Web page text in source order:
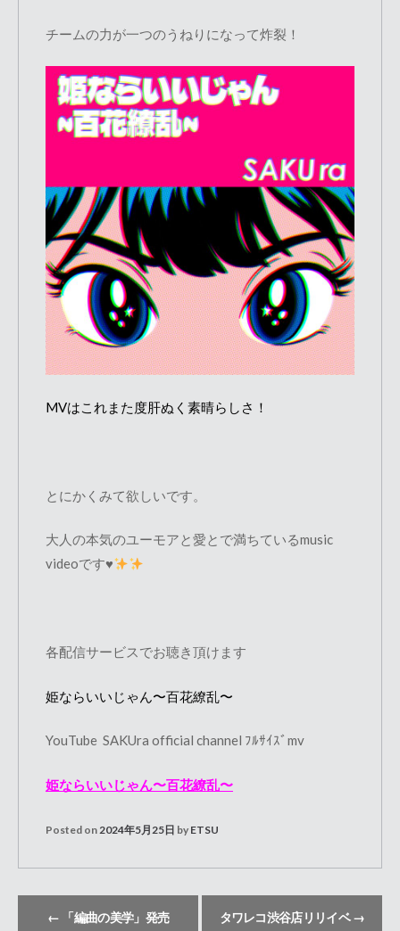
チームの力が一つのうねりになって炸裂！
MVはこれまた度肝ぬく素晴らしさ！
とにかくみて欲しいです。
大人の本気のユーモアと愛とで満ちているmusic
videoです♥️
各配信サービスでお聴き頂けます
姫ならいいじゃん〜百花繚乱〜
YouTube SAKUra official channel ﾌﾙｻｲｽﾞmv
姫ならいいじゃん〜百花繚乱〜
Posted on2024年5月25日 by ETSU
← 「編曲の美学」発売 タワレコ渋谷店リリイベ→